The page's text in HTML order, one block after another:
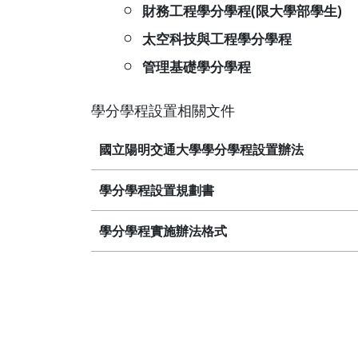
財務工程學分學程(限大學部學生)
太空科技與工程學分學程
管理基礎學分學程
學分學程設置相關文件
國立陽明交通大學學分學程設置辦法
學分學程設置規劃書
學分學程實施辦法格式